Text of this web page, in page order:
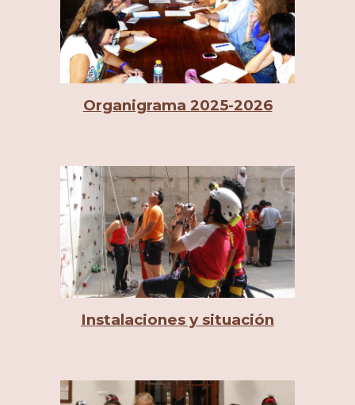
Organigrama 2025-2026
Instalaciones y situación